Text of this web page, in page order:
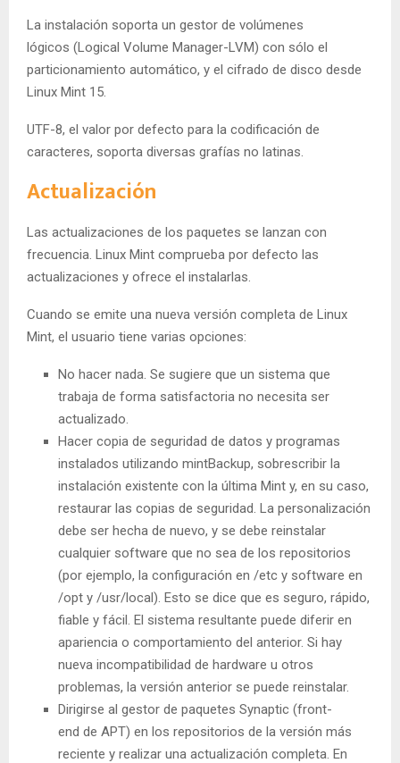
La instalación soporta un gestor de volúmenes
lógicos (Logical Volume Manager-LVM) con sólo el
particionamiento automático, y el cifrado de disco desde
Linux Mint 15.
UTF-8, el valor por defecto para la codificación de
caracteres, soporta diversas grafías no latinas.
Actualización
Las actualizaciones de los paquetes se lanzan con
frecuencia. Linux Mint comprueba por defecto las
actualizaciones y ofrece el instalarlas.
Cuando se emite una nueva versión completa de Linux
Mint, el usuario tiene varias opciones:
No hacer nada. Se sugiere que un sistema que
trabaja de forma satisfactoria no necesita ser
actualizado.
Hacer copia de seguridad de datos y programas
instalados utilizando mintBackup, sobrescribir la
instalación existente con la última Mint y, en su caso,
restaurar las copias de seguridad. La personalización
debe ser hecha de nuevo, y se debe reinstalar
cualquier software que no sea de los repositorios
(por ejemplo, la configuración en /etc y software en
/opt y /usr/local). Esto se dice que es seguro, rápido,
fiable y fácil. El sistema resultante puede diferir en
apariencia o comportamiento del anterior. Si hay
nueva incompatibilidad de hardware u otros
problemas, la versión anterior se puede reinstalar.
Dirigirse al gestor de paquetes Synaptic (front-
end de APT) en los repositorios de la versión más
reciente y realizar una actualización completa. En